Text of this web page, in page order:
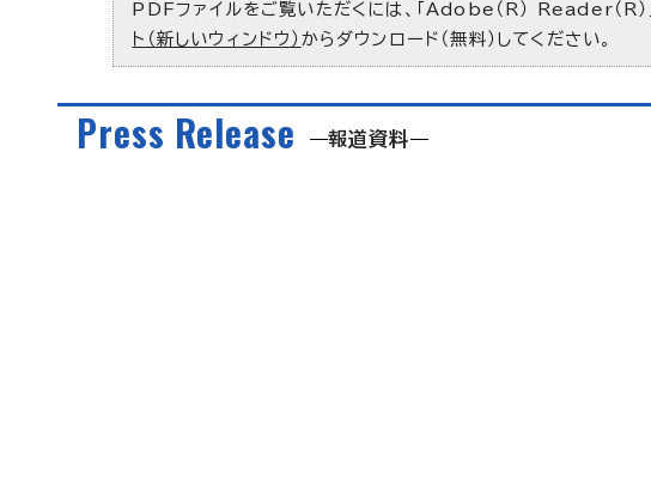
PDFファイルをご覧いただくには、「Adobe（R） Reader（R）
ト（新しいウィンドウ） からダウンロード（無料）してください。
Press Release 報道資料